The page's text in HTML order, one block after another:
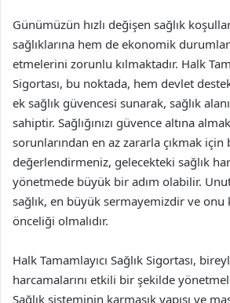
Günümüzün hızlı değişen sağlık
sağlıklarına hem de ekonomik
etmelerini zorunlu kılmaktadır. Halk
Sigortası, bu noktada, hem devlet
ek sağlık güvencesi sunarak, sağlık
sahiptir. Sağlığınızı güvence altına
sorunlarından en az zararla çıkmak için
değerlendirmeniz, gelecekteki sağlık
yönetmede büyük bir adım olabilir.
sağlık, en büyük sermayemizdir ve
önceliği olmalıdır.
Halk Tamamlayıcı Sağlık Sigortası,
harcamalarını etkili bir şekilde
Sağlık sisteminin karmaşık yapısı ve